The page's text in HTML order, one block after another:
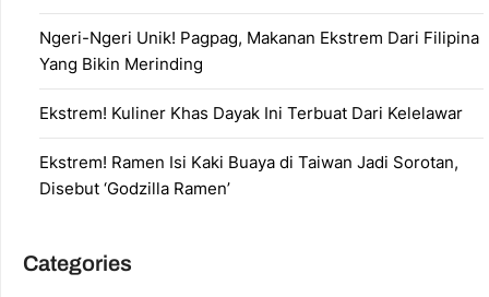
Ngeri-Ngeri Unik! Pagpag, Makanan Ekstrem Dari Filipina
Yang Bikin Merinding
Ekstrem! Kuliner Khas Dayak Ini Terbuat Dari Kelelawar
Ekstrem! Ramen Isi Kaki Buaya di Taiwan Jadi Sorotan,
Disebut ‘Godzilla Ramen’
Categories